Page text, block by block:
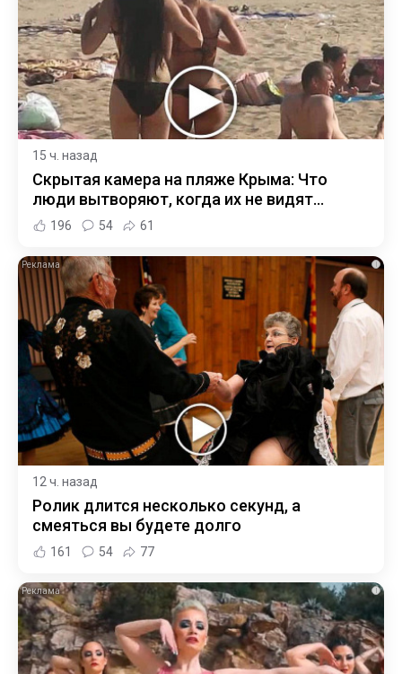
15 ч. назад
Скрытая камера на пляже Крыма: Что
люди вытворяют, когда их не видят...
196 54 61
i
12 ч. назад
Ролик длится несколько секунд, а
смеяться вы будете долго
161 54 77
i